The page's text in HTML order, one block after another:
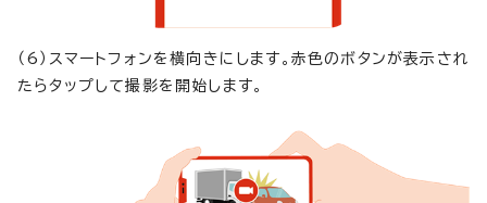
（6）スマートフォンを横向きにします。赤色のボタンが表示され
たらタップして撮影を開始します。